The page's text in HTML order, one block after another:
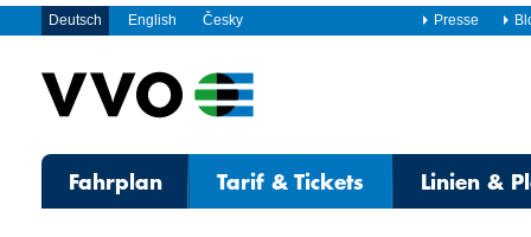
Deutsch English Česky Presse
Fahrplan Tarif & Tickets Linien &